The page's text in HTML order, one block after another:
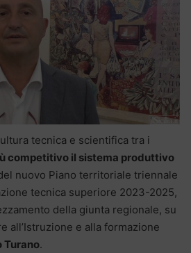
tecnica e scientifica tra i
competitivo il sistema produttivo
nuovo Piano territoriale triennale
tecnica superiore 2023-2025,
della giunta regionale, su
all’Istruzione e alla formazione
Turano.